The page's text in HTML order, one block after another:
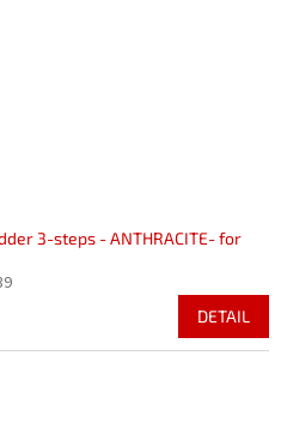
3-steps - ANTHRACITE- for
DETAIL